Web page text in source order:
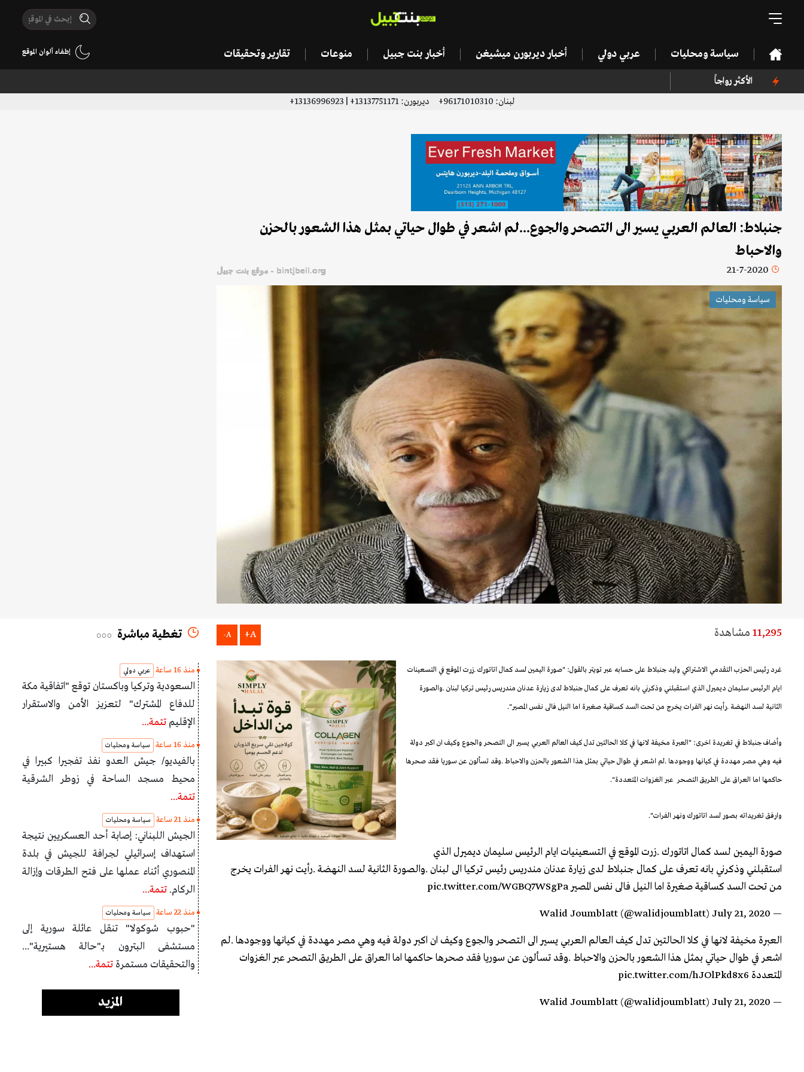
سياسة ومحليات عربي دولي أخبار ديربورن ميشيغن أخبار بنت جبيل منوعات تقارير وتحقيقات إطفاء ألوان الموقع
الأكثر رواجاً
لبنان: 96171010310+ ديربورن: 13137751171+ | 13136996923+
جنبلاط: العالم العربي يسير الى التصحر والجوع...لم اشعر في طوال حياتي بمثل هذا الشعور بالحزن
والاحباط
21-7-2020 bintjbeil.org - موقع بنت جبيل
سياسة ومحليات
11,295 مشاهدة A+
A-
غرد رئيس الحزب التقدمي الاشتراكي وليد جنبلاط على حسابه عبر تويتر بالقول: "صورة اليمين لسد كمال اتاتورك .زرت الموقع في التسعينات
ايام الرئيس سليمان ديميرل الذي استقبلني وذكرني بانه تعرف على كمال جنبلاط لدى زيارة عدنان مندريس رئيس تركيا لبنان .والصورة
الثانية لسد النهضة .رأيت نهر الفرات يخرج من تحت السد كساقية صغيرة اما النيل فالى نفس المصير".
وأضاف جنبلاط في تغريدة اخرى: "العبرة مخيفة لانها في كلا الحالتين تدل كيف العالم العربي يسير الى التصحر والجوع وكيف ان اكبر دولة
فيه وهي مصر مهددة في كيانها ووجودها .لم اشعر في طوال حياتي بمثل هذا الشعور بالحزن والاحباط .وقد تسألون عن سوريا فقد صحرها
حاكمها اما العراق على الطريق التصحر عبر الغزوات المتعددة".
وارفق تغريداته بصور لسد اتاتورك ونهر الفرات".
صورة اليمين لسد كمال اتاتورك .زرت الموقع في التسعينيات ايام الرئيس سليمان ديميرل الذي
استقبلني وذكرني بانه تعرف على كمال جنبلاط لدى زيارة عدنان مندريس رئيس تركيا الى لبنان .والصورة الثانية لسد النهضة .رأيت نهر الفرات يخرج
من تحت السد كساقية صغيرة اما النيل فالى نفس المصير pic.twitter.com/WGBQ7WSgPa
— Walid Joumblatt (@walidjoumblatt)
July 21, 2020
العبرة مخيفة لانها في كلا الحالتين تدل كيف العالم العربي يسير الى التصحر والجوع وكيف ان اكبر دولة فيه وهي مصر مهددة في كيانها ووجودها .لم
اشعر في طوال حياتي بمثل هذا الشعور بالحزن والاحباط .وقد تسألون عن سوريا فقد صحرها حاكمها اما العراق على الطريق التصحر عبر الغزوات
المتعددة pic.twitter.com/hJOlPkd8x6
— Walid Joumblatt (@walidjoumblatt)
July 21, 2020
تغطية مباشرة
منذ 16 ساعة عربي دولي
السعودية وتركيا وباكستان توقع "اتفاقية مكة
للدفاع المشترك" لتعزيز الأمن والاستقرار
الإقليم تتمة...
منذ 16 ساعة سياسة ومحليات
بالفيديو/ جيش العدو نفذ تفجيرا كبيرا في
محيط مسجد الساحة في زوطر الشرقية
تتمة...
منذ 21 ساعة سياسة ومحليات
الجيش اللبناني: إصابة أحد العسكريين نتيجة
استهداف إسرائيلي لجرافة للجيش في بلدة
المنصوري أثناء عملها على فتح الطرقات وإزالة
الركام. تتمة...
منذ 22 ساعة سياسة ومحليات
"حبوب شوكولا" تنقل عائلة سورية إلى
مستشفى البترون بـ"حالة هستيرية"...
والتحقيقات مستمرة تتمة...
المزيد